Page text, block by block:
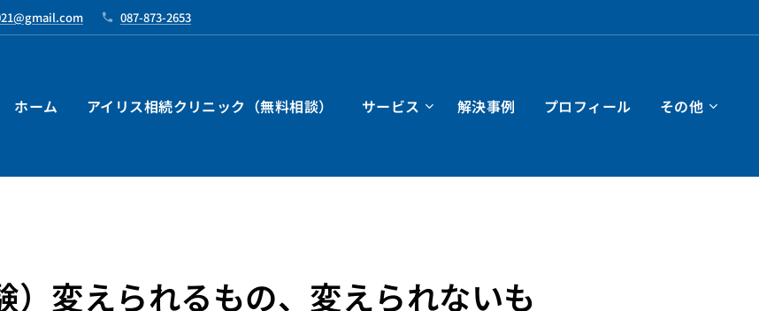
087-873-2653
ホーム アイリス相続クリニック（無料相談） サービス 解決事例 プロフィール その他
）変えられるもの、変えられないも